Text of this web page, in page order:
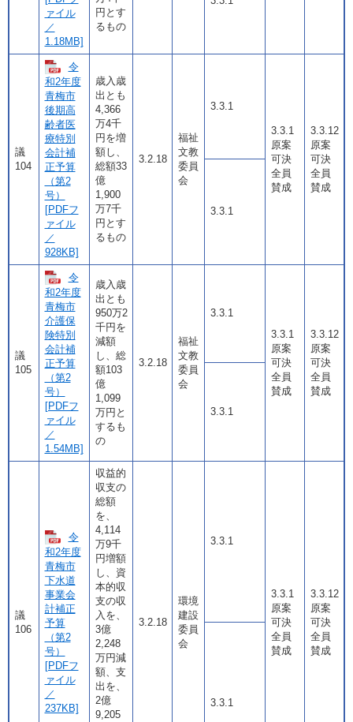
ァイル
／
1.18MB]
円とす
るもの
議
104
令
和2年度
青梅市
後期高
齢者医
療特別
会計補
正予算
（第2
号）
[PDFフ
ァイル
／
928KB]
歳入歳
出とも
4,366
万4千
円を増
額し、
総額33
億
1,900
万7千
円とす
るもの
3.2.18
福祉
文教
委員
会
3.3.1
3.3.1
原案
可決
全員
賛成
3.3.12
原案
可決
全員
賛成
3.3.1
議
105
令
和2年度
青梅市
介護保
険特別
会計補
正予算
（第2
号）
[PDFフ
ァイル
／
1.54MB]
歳入歳
出とも
950万2
千円を
減額
し、総
額103
億
1,099
万円と
するも
の
3.2.18
福祉
文教
委員
会
3.3.1
3.3.1
原案
可決
全員
賛成
3.3.12
原案
可決
全員
賛成
3.3.1
議
106
令
和2年度
青梅市
下水道
事業会
計補正
予算
（第2
号）
[PDFフ
ァイル
／
237KB]
収益的
収支の
総額
を、
4,114
万9千
円増額
し、資
本的収
支の収
入を、
3億
2,248
万円減
額、支
出を、
2億
9,205
3.2.18
環境
建設
委員
会
3.3.1
3.3.1
原案
可決
全員
賛成
3.3.12
原案
可決
全員
賛成
3.3.1